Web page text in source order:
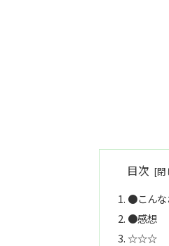
目次
●こんな
●感想
☆☆☆